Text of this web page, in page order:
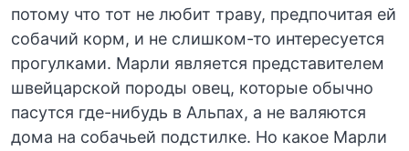
потому что тот не любит траву, предпочитая ей
собачий корм, и не слишком-то интересуется
прогулками. Марли является представителем
швейцарской породы овец, которые обычно
пасутся где-нибудь в Альпах, а не валяются
дома на собачьей подстилке. Но какое Марли